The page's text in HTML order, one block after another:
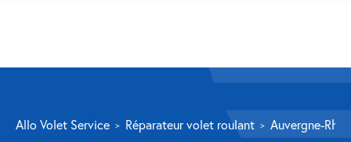
Volet roulant
Allo Volet Service Réparateur volet roulant Auvergne-